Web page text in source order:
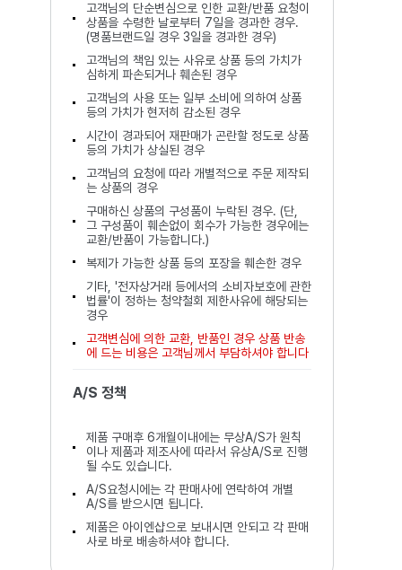
고객님의 단순변심으로 인한 교환/반품 요청이
상품을 수령한 날로부터 7일을 경과한 경우.
(명품브랜드일 경우 3일을 경과한 경우)
고객님의 책임 있는 사유로 상품 등의 가치가
심하게 파손되거나 훼손된 경우
고객님의 사용 또는 일부 소비에 의하여 상품
등의 가치가 현저히 감소된 경우
시간이 경과되어 재판매가 곤란할 정도로 상품
등의 가치가 상실된 경우
고객님의 요청에 따라 개별적으로 주문 제작되
는 상품의 경우
구매하신 상품의 구성품이 누락된 경우. (단,
그 구성품이 훼손없이 회수가 가능한 경우에는
교환/반품이 가능합니다.)
복제가 가능한 상품 등의 포장을 훼손한 경우
기타, '전자상거래 등에서의 소비자보호에 관한
법률'이 정하는 청약철회 제한사유에 해당되는
경우
고객변심에 의한 교환, 반품인 경우 상품 반송
에 드는 비용은 고객님께서 부담하셔야 합니다
A/S 정책
제품 구매후 6개월이내에는 무상A/S가 원칙
이나 제품과 제조사에 따라서 유상A/S로 진행
될 수도 있습니다.
A/S요청시에는 각 판매사에 연락하여 개별
A/S를 받으시면 됩니다.
제품은 아이엔샵으로 보내시면 안되고 각 판매
사로 바로 배송하셔야 합니다.